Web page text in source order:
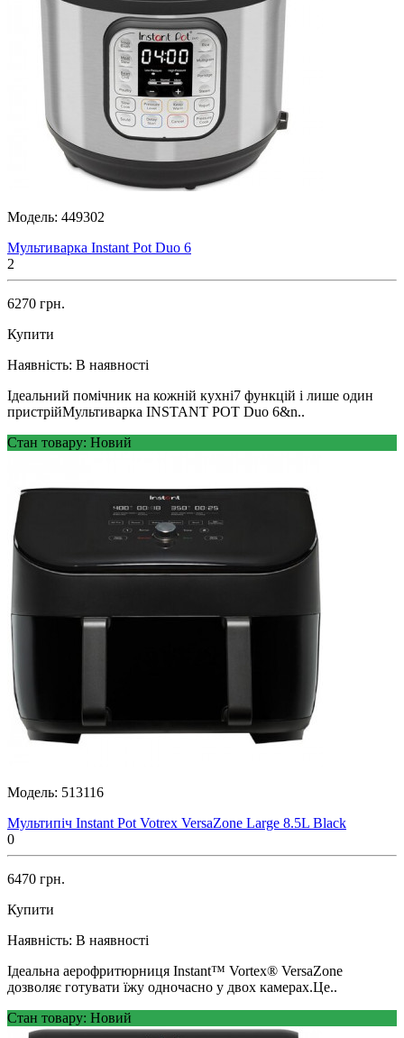
Модель: 449302
Мультиварка Instant Pot Duo 6
2
6270 грн.
Купити
Наявність: В наявності
Ідеальний помічник на кожній кухні7 функцій і лише один
пристрійМультиварка INSTANT POT Duo 6&n..
Стан товару: Новий
Модель: 513116
Мультипіч Instant Pot Votrex VersaZone Large 8.5L Black
0
6470 грн.
Купити
Наявність: В наявності
Ідеальна аерофритюрниця Instant™ Vortex® VersaZone
дозволяє готувати їжу одночасно у двох камерах.Це..
Стан товару: Новий